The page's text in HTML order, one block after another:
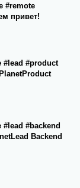
#remote
привет!
#lead #product
#backend
Backend